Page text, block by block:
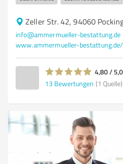
Zeller Str. 42, 94060
info@ammermueller-bestattung.de
www.ammermueller-bestattung.de/
4,80 /
13 Bewertungen (1 Quelle)